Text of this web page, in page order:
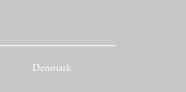
Denmark